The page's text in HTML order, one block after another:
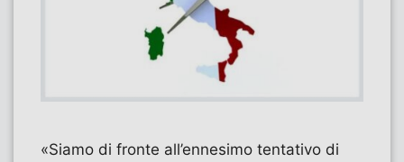
«Siamo di fronte all’ennesimo tentativo di